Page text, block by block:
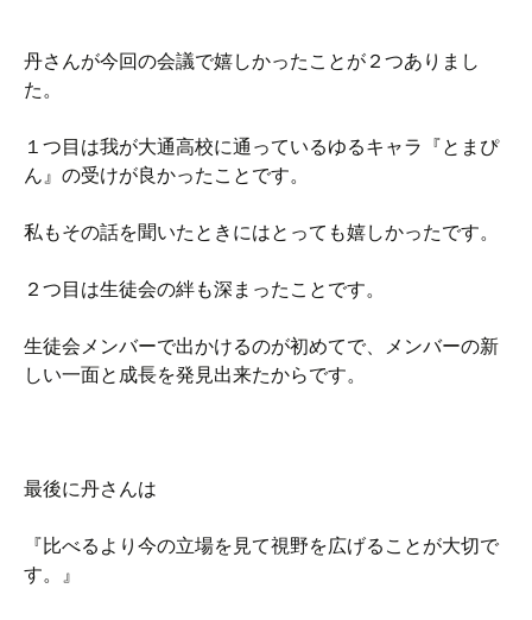
丹さんが今回の会議で嬉しかったことが２つありまし
た。
１つ目は我が大通高校に通っているゆるキャラ『とまぴ
ん』の受けが良かったことです。
私もその話を聞いたときにはとっても嬉しかったです。
２つ目は生徒会の絆も深まったことです。
生徒会メンバーで出かけるのが初めてで、メンバーの新
しい一面と成長を発見出来たからです。
最後に丹さんは
『比べるより今の立場を見て視野を広げることが大切で
す。』